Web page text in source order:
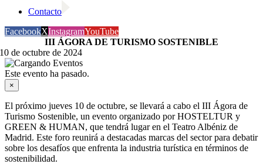
Contacto
FacebookXInstagramYouTube
III ÁGORA DE TURISMO SOSTENIBLE
10 de octubre de 2024
Este evento ha pasado.
×
El próximo jueves 10 de octubre, se llevará a cabo el III Ágora de
Turismo Sostenible, un evento organizado por HOSTELTUR y
GREEN & HUMAN, que tendrá lugar en el Teatro Albéniz de
Madrid. Este foro reunirá a destacadas marcas del sector para debatir
sobre los desafíos que enfrenta la industria turística en términos de
sostenibilidad.